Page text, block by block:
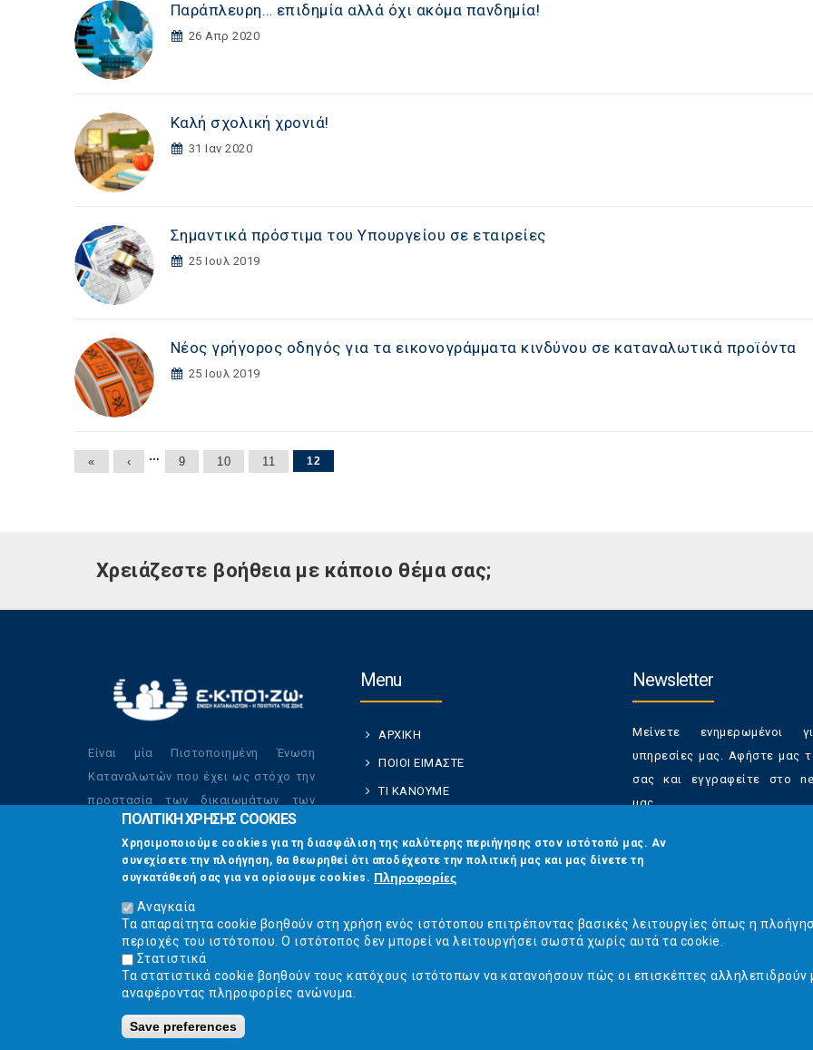
Παράπλευρη… επιδημία αλλά όχι ακόμα πανδημία!
26 Απρ 2020
Καλή σχολική χρονιά!
31 Ιαν 2020
Σημαντικά πρόστιμα του Υπουργείου σε εταιρείες
25 Ιουλ 2019
Νέος γρήγορος οδηγός για τα εικονογράμματα κινδύνου σε καταναλωτικά προϊόντα
25 Ιουλ 2019
Σελίδες
« ‹ … 9 10 11 12
Χρειάζεστε βοήθεια με κάποιο θέμα σας;
Είναι μία Πιστοποιημένη Ένωση
Καταναλωτών που έχει ως στόχο την
προστασία των δικαιωμάτων των
καταναλωτών και την βελτίωση της
ποιότητας της ζωής τους.
Menu
ΑΡΧΙΚΗ
ΠΟΙΟΙ ΕΙΜΑΣΤΕ
ΤΙ ΚΑΝΟΥΜΕ
ΟΙ ΔΡΑΣΕΙΣ ΜΑΣ
ΕΠΙΚΟΙΝΩΝΙΑ
Newsletter
Μείνετε ενημερωμένοι
υπηρεσίες μας. Αφήστε μας
σας και εγγραφείτε στο
μας.
Έχετε τη δυνατότητα
από τα newsletters μας
Email*
CAPTCHA
ΠΟΛΙΤΙΚΗ ΧΡΗΣΗΣ COOKIES
Χρησιμοποιούμε cookies για τη διασφάλιση της καλύτερης περιήγησης στον ιστότοπό μας. Αν
συνεχίσετε την πλοήγηση, θα θεωρηθεί ότι αποδέχεστε την πολιτική μας και μας δίνετε τη
συγκατάθεσή σας για να ορίσουμε cookies. Πληροφορίες
Αναγκαία
Τα απαραίτητα cookie βοηθούν στη χρήση ενός ιστότοπου επιτρέποντας βασικές λειτουργίες όπως η
περιοχές του ιστότοπου. Ο ιστότοπος δεν μπορεί να λειτουργήσει σωστά χωρίς αυτά τα cookie.
Στατιστικά
Τα στατιστικά cookie βοηθούν τους κατόχους ιστότοπων να κατανοήσουν πώς οι επισκέπτες αλληλεπιδρούν
αναφέροντας πληροφορίες ανώνυμα.
Save preferences